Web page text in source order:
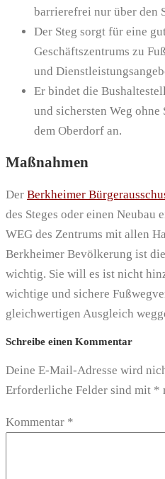
barrierefrei nur über den
Der Steg sorgt für eine
Geschäftszentrums zu
und
Er bindet die
und sichersten Weg
dem Oberdorf an.
Maßnahmen
Der Berkheimer
des Steges oder einen Neubau
WEG des Zentrums mit allen
Berkheimer Bevölkerung ist
wichtig. Sie will es ist nicht
wichtige und sichere
gleichwertigen Ausgleich
Schreibe einen Kommentar
Deine E-Mail-Adresse wird
Erforderliche Felder sind mit *
Kommentar *